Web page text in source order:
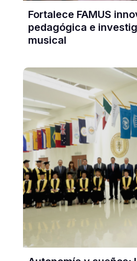
Fortalece FAMUS
pedagógica e
musical